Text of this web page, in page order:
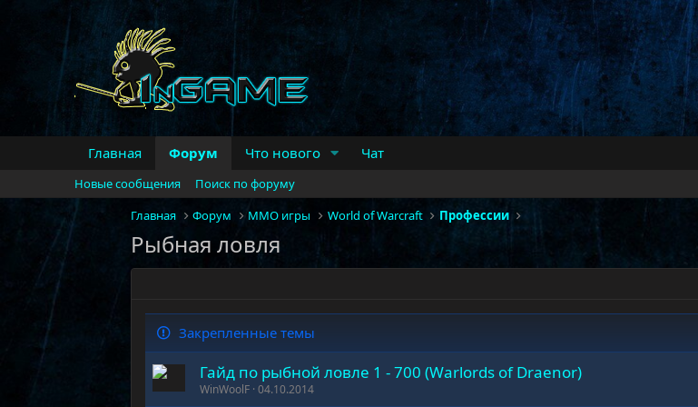
Главная Форум Что нового Чат
Новые сообщения
Поиск по форуму
Главная
Форум MMO игры World of Warcraft Профессии
Рыбная ловля
Закрепленные темы
Гайд по рыбной ловле 1 - 700 (Warlords of Draenor)
WinWoolF 04.10.2014